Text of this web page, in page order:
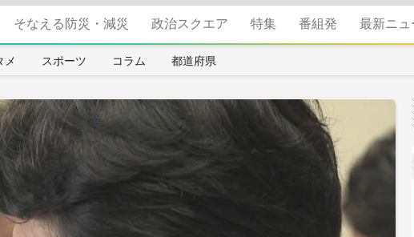
そなえる防災・減災 政治スクエア 特集 番組発 最新ニュ
メ スポーツ コラム 都道府県